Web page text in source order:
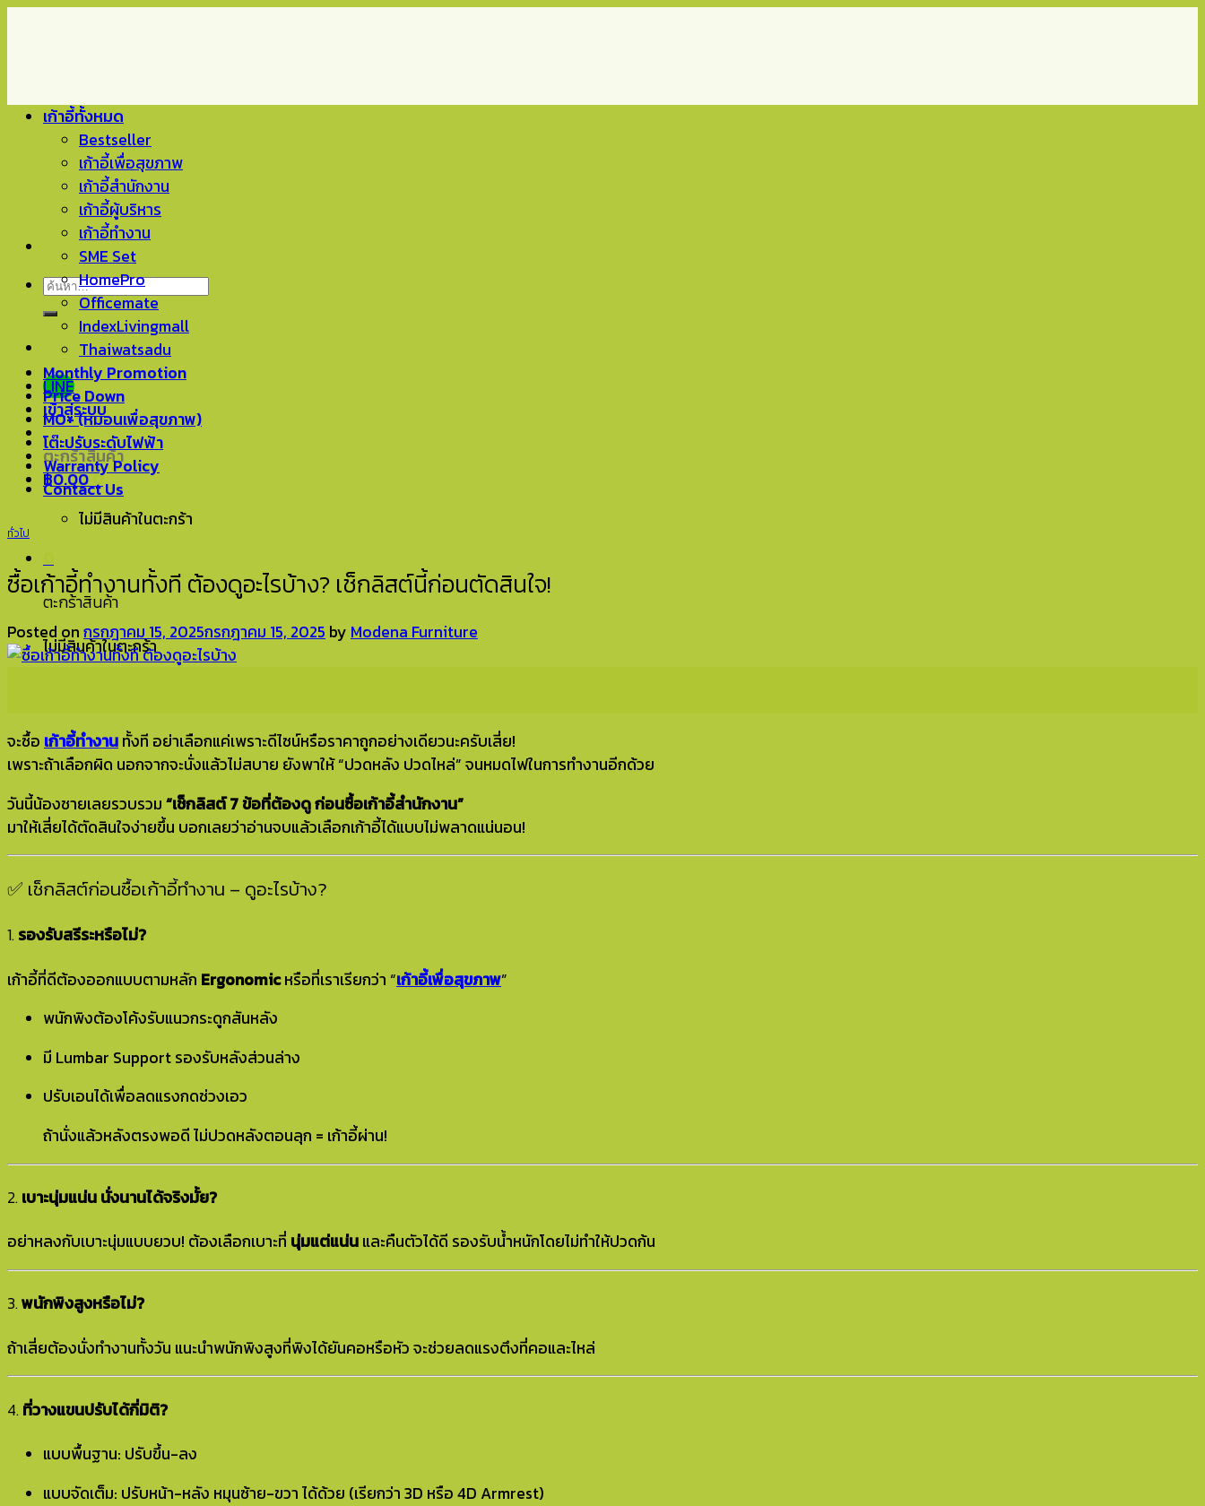
ค้นหา:
LINE
เข้าสู่ระบบ
ตะกร้าสินค้า
฿0.000
ไม่มีสินค้าในตะกร้า
ตะกร้าสินค้า
ไม่มีสินค้าในตะกร้า
เก้าอี้ทั้งหมด
Bestseller
เก้าอี้เพื่อสุขภาพ
เก้าอี้สำนักงาน
เก้าอี้ผู้บริหาร
เก้าอี้ทำงาน
SME Set
HomePro
Officemate
IndexLivingmall
Thaiwatsadu
Monthly Promotion
Price Down
MO+ (หมอนเพื่อสุขภาพ)
โต๊ะปรับระดับไฟฟ้า
Warranty Policy
Contact Us
ทั่วไป
ซื้อเก้าอี้ทำงานทั้งที ต้องดูอะไรบ้าง? เช็กลิสต์นี้ก่อนตัดสินใจ!
Posted onกรกฎาคม 15, 2025กรกฎาคม 15, 2025byModena Furniture
จะซื้อ เก้าอี้ทำงานทั้งที อย่าเลือกแค่เพราะดีไซน์หรือราคาถูกอย่างเดียวนะครับเสี่ย!
เพราะถ้าเลือกผิด นอกจากจะนั่งแล้วไม่สบาย ยังพาให้ “ปวดหลัง ปวดไหล่” จนหมดไฟในการทำงานอีกด้วย ‍
วันนี้น้องชายเลยรวบรวม“เช็กลิสต์ 7 ข้อที่ต้องดู ก่อนซื้อเก้าอี้สำนักงาน”
มาให้เสี่ยได้ตัดสินใจง่ายขึ้น บอกเลยว่าอ่านจบแล้วเลือกเก้าอี้ได้แบบไม่พลาดแน่นอน!
✅ เช็กลิสต์ก่อนซื้อเก้าอี้ทำงาน – ดูอะไรบ้าง?
1.รองรับสรีระหรือไม่?
เก้าอี้ที่ดีต้องออกแบบตามหลัก Ergonomicหรือที่เราเรียกว่า “เก้าอี้เพื่อสุขภาพ”
พนักพิงต้องโค้งรับแนวกระดูกสันหลัง
มี Lumbar Support รองรับหลังส่วนล่าง
ปรับเอนได้เพื่อลดแรงกดช่วงเอว
ถ้านั่งแล้วหลังตรงพอดี ไม่ปวดหลังตอนลุก = เก้าอี้ผ่าน!
2.เบาะนุ่มแน่น นั่งนานได้จริงมั้ย?
อย่าหลงกับเบาะนุ่มแบบยวบ! ต้องเลือกเบาะที่ นุ่มแต่แน่นและคืนตัวได้ดี รองรับน้ำหนักโดยไม่ทำให้ปวดก้น
3.พนักพิงสูงหรือไม่?
ถ้าเสี่ยต้องนั่งทำงานทั้งวัน แนะนำพนักพิงสูงที่พิงได้ยันคอหรือหัว จะช่วยลดแรงตึงที่คอและไหล่
4.ที่วางแขนปรับได้กี่มิติ?
แบบพื้นฐาน: ปรับขึ้น-ลง
แบบจัดเต็ม: ปรับหน้า-หลัง หมุนซ้าย-ขวา ได้ด้วย (เรียกว่า 3D หรือ 4D Armrest)